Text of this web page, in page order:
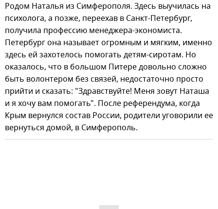
Родом Наталья из Симферополя. Здесь выучилась на
психолога, а позже, переехав в Санкт-Петербург,
получила профессию менеджера-экономиста.
Петербург она называет огромным и мягким, именно
здесь ей захотелось помогать детям-сиротам. Но
оказалось, что в большом Питере довольно сложно
быть волонтером без связей, недостаточно просто
прийти и сказать: "Здравствуйте! Меня зовут Наташа
и я хочу вам помогать". После референдума, когда
Крым вернулся состав России, родители уговорили ее
вернуться домой, в Симферополь.